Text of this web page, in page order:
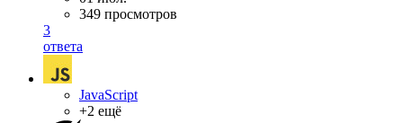
349 просмотров
3
ответа
JavaScript
+2 ещё